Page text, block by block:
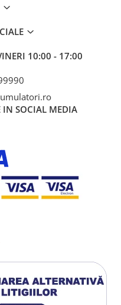
10:00 - 17:00
IN SOCIAL MEDIA